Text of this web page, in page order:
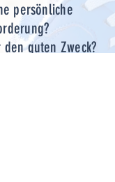
persönliche
guten Zweck?